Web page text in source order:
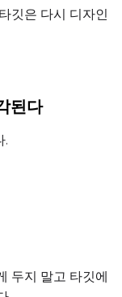
깃은 다시 디자인
된다
.
두지 말고 타깃에